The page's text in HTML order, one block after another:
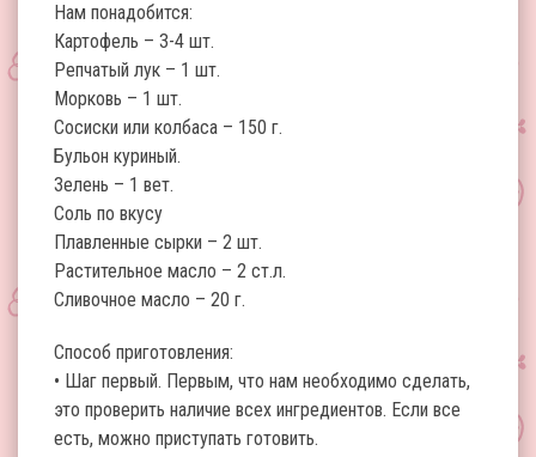
Нам понадобится:
Картофель – 3-4 шт.
Репчатый лук – 1 шт.
Морковь – 1 шт.
Сосиски или колбаса – 150 г.
Бульон куриный.
Зелень – 1 вет.
Соль по вкусу
Плавленные сырки – 2 шт.
Растительное масло – 2 ст.л.
Сливочное масло – 20 г.
Способ приготовления:
• Шаг первый. Первым, что нам необходимо сделать,
это проверить наличие всех ингредиентов. Если все
есть, можно приступать готовить.